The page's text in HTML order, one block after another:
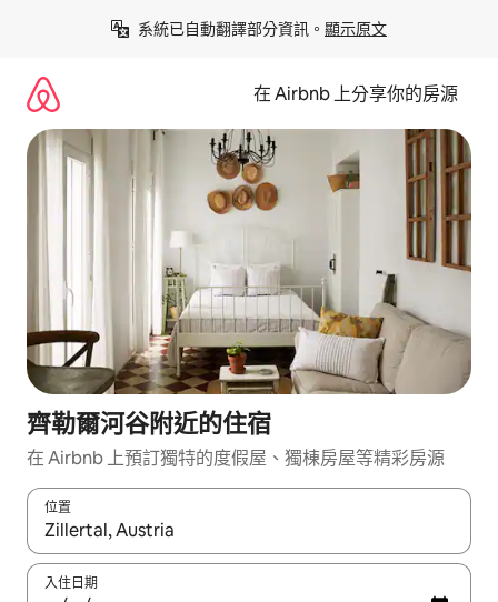
系統已自動翻譯部分資訊。 顯示原文
在 Airbnb 上分享你的房源
齊勒爾河谷附近的住宿
在 Airbnb 上預訂獨特的度假屋、獨棟房屋等精彩房源
位置
如有搜尋結果，瀏覽內容時請使用上下箭頭，或輕點、滑動裝置。
入住日期